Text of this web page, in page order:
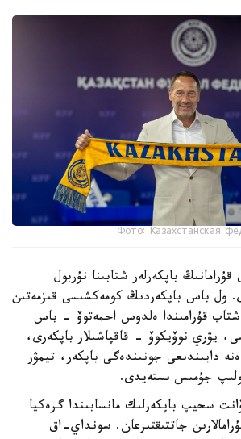
Фото: Казахстанская
باپكەرلەر شتابىنا نۇربول
ول باس باپكەردىڭ كومەكشىسى قىزمەتىن
شتاب قۇرامىندا ەلدوس احمەتوۆ - باس
يۋري نوۆيكوۆ - قاقپاشىلار باپكەرى،
دايىندىعى جونىندەگى باپكەر، تيمۋر
جۇمىس ىستەيدى.
سحيپ باپكەرلىك مانسابىندا گرەكيا
جاتتىقتىرعان. سونداي-اق